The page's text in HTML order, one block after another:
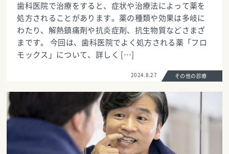
歯科医院で治療をすると、症状や治療法によって薬を
処方されることがあります。薬の種類や効果は多岐に
わたり、解熱鎮痛剤や抗炎症剤、抗生物質などさまざ
まです。 今回は、歯科医院でよく処方される薬「フロ
モックス」について、詳しく […]
2024.8.27 その他の診療